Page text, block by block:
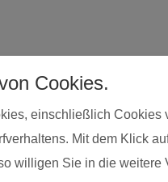
Cookies.
einschließlich Cookies
Mit dem Klick
willigen Sie in die